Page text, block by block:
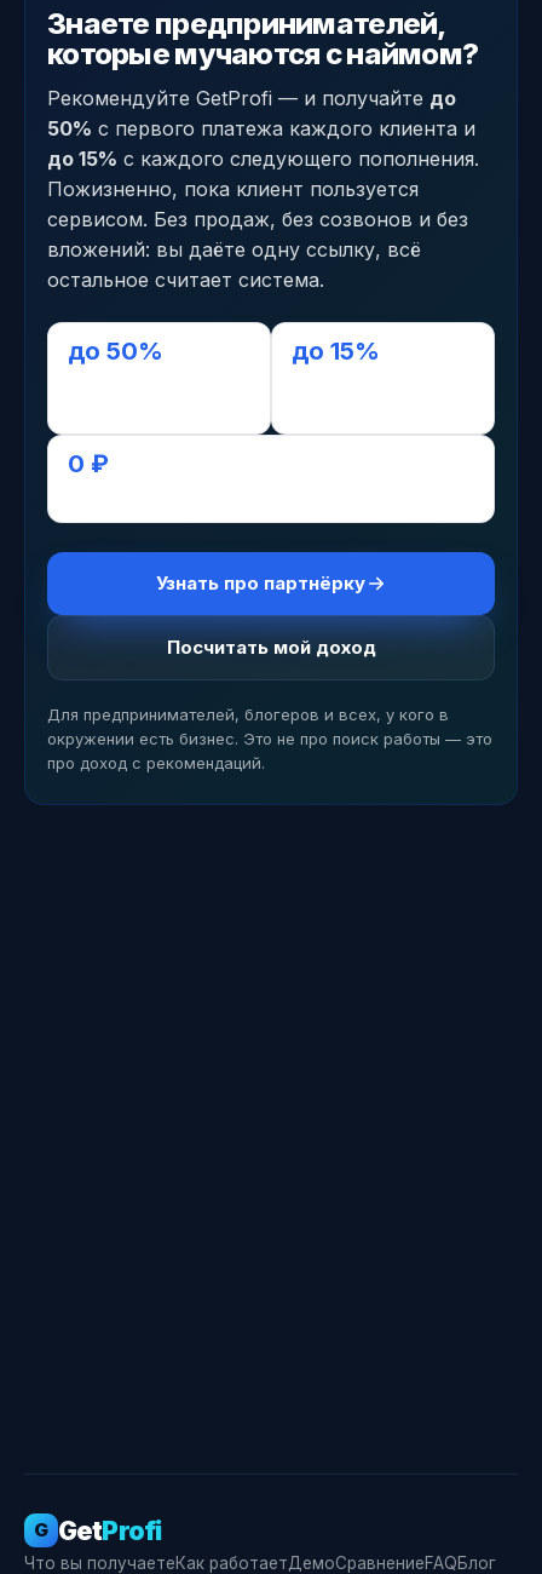
Знаете предпринимателей,
которые мучаются с наймом?
Рекомендуйте GetProfi — и получайте до
50% с первого платежа каждого клиента и
до 15% с каждого следующего пополнения.
Пожизненно, пока клиент пользуется
сервисом. Без продаж, без созвонов и без
вложений: вы даёте одну ссылку, всё
остальное считает система.
до 50% до 15%
0 ₽
Узнать про партнёрку
Посчитать мой доход
Для предпринимателей, блогеров и всех, у кого в
окружении есть бизнес. Это не про поиск работы — это
про доход с рекомендаций.
G GetProfi
Что вы получаетеКак работаетДемоСравнениеFAQБлог